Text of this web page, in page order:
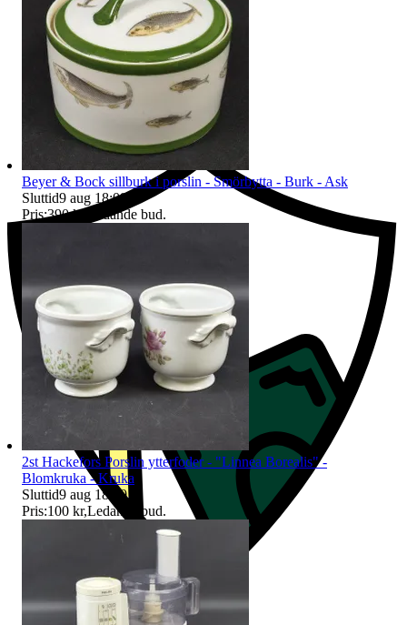
Ersättning om du inte får din vara
Beyer & Bock sillburk i porslin - Smörbytta - Burk - Ask
Sluttid9 aug 18:09
Pris:390 kr Ledande bud.
2st Hackefors Porslin ytterfoder - "Linnea Borealis" -
Blomkruka - Kruka
Sluttid9 aug 18:10.
Pris:100 kr,Ledande bud.